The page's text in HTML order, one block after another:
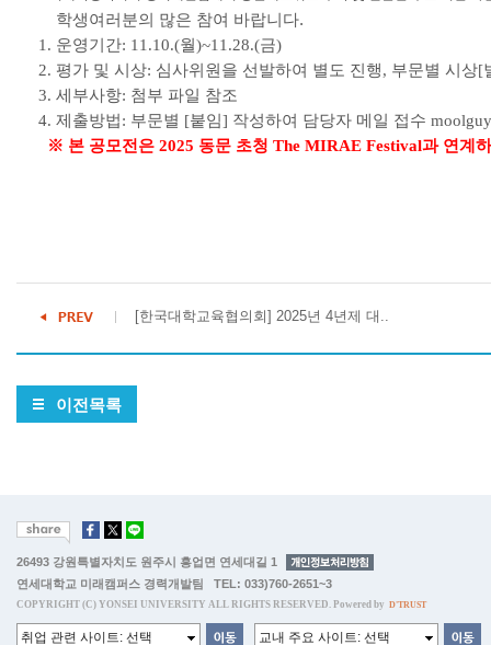
학생여러분의 많은 참여 바랍니다.
1. 운영기간: 11.10.(월)~11.28.(금)
2. 평가 및 시상: 심사위원을 선발하여 별도 진행, 부문별 시상[
3. 세부사항: 첨부 파일 참조
4. 제출방법: 부문별 [붙임] 작성하여 담당자 메일 접수
※ 본 공모전은 2025 동문 초청 The MIRAE Festival과 연계
[한국대학교육협의회] 2025년 4년제 대..
이전목록
26493 강원특별자치도 원주시 흥업면 연세대길 1
연세대학교 미래캠퍼스 경력개발팀 TEL: 033)760-2651~3
COPYRIGHT (C) YONSEI UNIVERSITY ALL RIGHTS RESERVED. Powered by D'TRUST